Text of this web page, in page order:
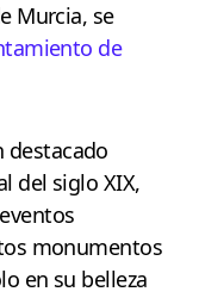
Murcia, se
de
destacado
del siglo XIX,
monumentos
en su belleza